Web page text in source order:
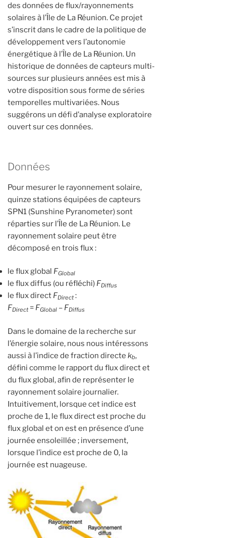
des données de flux/rayonnements
solaires à l’Île de La Réunion. Ce projet
s’inscrit dans le cadre de la politique de
développement vers l’autonomie
énergétique à l’Île de La Réunion. Un
historique de données de capteurs multi-
sources sur plusieurs années est mis à
votre disposition sous forme de séries
temporelles multivariées. Nous
suggérons un défi d’analyse exploratoire
ouvert sur ces données.
Données
Pour mesurer le rayonnement solaire,
quinze stations équipées de capteurs
SPN1 (Sunshine Pyranometer) sont
réparties sur l’Île de La Réunion. Le
rayonnement solaire peut être
décomposé en trois flux :
le flux global FGlobal
le flux diffus (ou réfléchi) FDiffus
le flux direct FDirect:
FDirect= FGlobal – FDiffus
Dans le domaine de la recherche sur
l’énergie solaire, nous nous intéressons
aussi à l’indice de fraction directe kb,
défini comme le rapport du flux direct et
du flux global, afin de représenter le
rayonnement solaire journalier.
Intuitivement, lorsque cet indice est
proche de 1, le flux direct est proche du
flux global et on est en présence d’une
journée ensoleillée ; inversement,
lorsque l’indice est proche de 0, la
journée est nuageuse.